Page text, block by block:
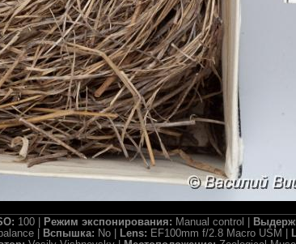
100 | Режим экспонирования: Manual control |
| Вспышка: No | Lens: EF100mm f/2.8 Macro USM |